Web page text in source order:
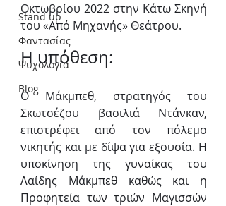
Stand up
Φαντασίας
Ψυχολογία
Blog
Οκτωβρίου 2022 στην Κάτω Σκηνή
του «Από Μηχανής» Θεάτρου.
Η υπόθεση:
Ο Μάκμπεθ, στρατηγός του
Σκωτσέζου βασιλιά Ντάνκαν,
επιστρέφει από τον πόλεμο
νικητής και με δίψα για εξουσία. Η
υποκίνηση της γυναίκας του
Λαίδης Μάκμπεθ καθώς και η
Προφητεία των τριών Μαγισσών